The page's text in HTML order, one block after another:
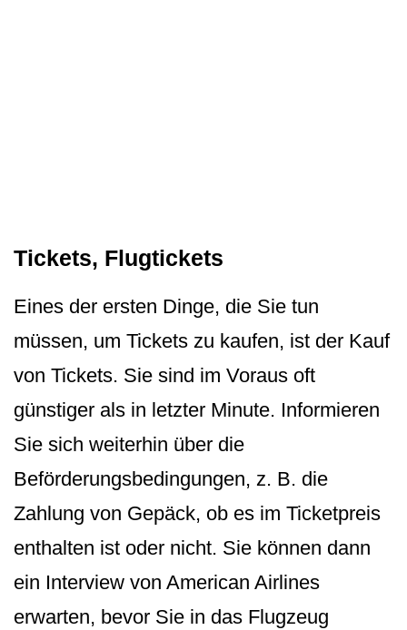
Tickets, Flugtickets
Eines der ersten Dinge, die Sie tun
müssen, um Tickets zu kaufen, ist der Kauf
von Tickets. Sie sind im Voraus oft
günstiger als in letzter Minute. Informieren
Sie sich weiterhin über die
Beförderungsbe­dingungen, z. B. die
Zahlung von Gepäck, ob es im Ticketpreis
enthalten ist oder nicht. Sie können dann
ein Interview von American Airlines
erwarten, bevor Sie in das Flugzeug